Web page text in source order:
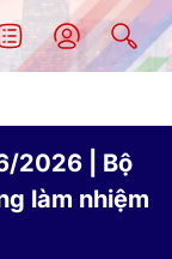
2026 | Bộ
làm nhiệm